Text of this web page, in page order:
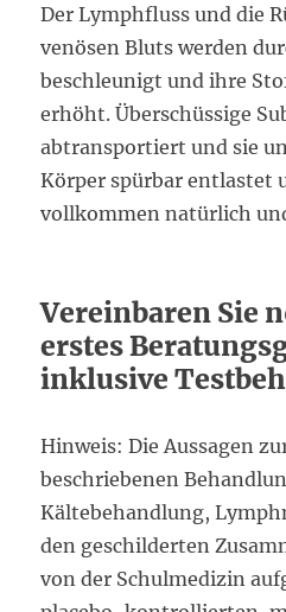
Der Lymphfluss und die
venösen Bluts werden
beschleunigt und ihre
erhöht. Überschüssige
abtransportiert und sie
Körper spürbar entlastet
vollkommen natürlich
Vereinbaren Sie
erstes
inklusive
Hinweis: Die Aussagen
beschriebenen
Kältebehandlung,
den geschilderten
von der Schulmedizin